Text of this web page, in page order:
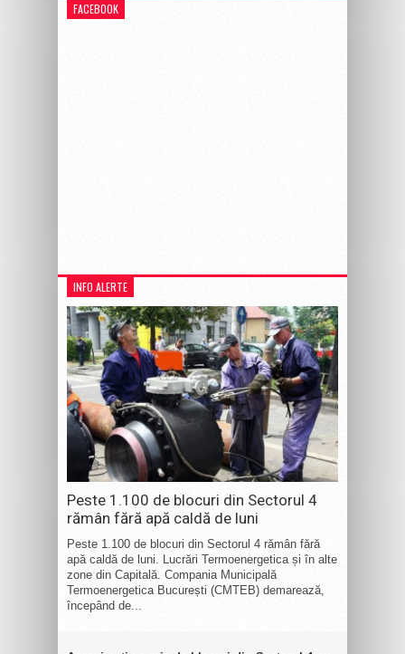
FACEBOOK
INFO ALERTE
Peste 1.100 de blocuri din Sectorul 4
rămân fără apă caldă de luni
Peste 1.100 de blocuri din Sectorul 4 rămân fără
apă caldă de luni. Lucrări Termoenergetica și în alte
zone din Capitală. Compania Municipală
Termoenergetica București (CMTEB) demarează,
începând de...